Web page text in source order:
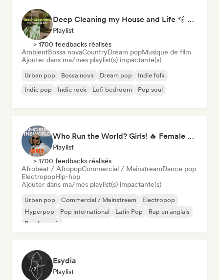
Deep Cleaning my House and Life 🫧 Bedroom Pop & Indie Pop
Playlist
> 1700 feedbacks réalisés
AmbientBossa novaCountryDream popMusique de film
Ajouter dans ma/mes playlist(s) impactante(s)
Urban pop Bossa nova Dream pop
Indie folk
Indie pop
Indie rock Lofi bedroom Pop soul
Who Run the World? Girls! 🔥 Female Empowerment Pop & Girl-Power Anthems
Playlist
> 1700 feedbacks réalisés
Afrobeat / AfropopCommercial / MainstreamDance pop
ElectropopHip-hop
Ajouter dans ma/mes playlist(s) impactante(s)
Urban pop Commercial / Mainstream
Electropop
Hyperpop
Pop international Latin Pop
Rap en anglais
Rap francais
Esydia
Playlist